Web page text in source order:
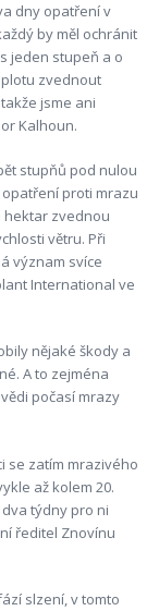
dny opatření v
by měl ochránit
jeden stupeň a o
zvednout
jsme ani
Kalhoun.
stupňů pod nulou
proti mrazu
hektar zvednou
větru. Při
význam svíce
International ve
nějaké škody a
A to zejména
počasí mrazy
se zatím mrazivého
až kolem 20.
týdny pro ni
ředitel Znovínu
slzení, v tomto